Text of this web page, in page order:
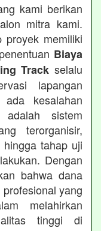
kami berikan
mitra kami.
proyek memiliki
Biaya
Track selalu
lapangan
kesalahan
adalah sistem
terorganisir,
tahap uji
Dengan
bahwa dana
yang
melahirkan
tinggi di